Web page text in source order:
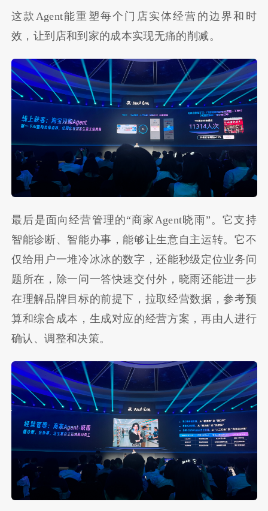
这款Agent能重塑每个门店实体经营的边界和时
效，让到店和到家的成本实现无痛的削减。
最后是面向经营管理的“商家Agent晓雨”。它支持
智能诊断、智能办事，能够让生意自主运转。它不
仅给用户一堆冷冰冰的数字，还能秒级定位业务问
题所在，除一问一答快速交付外，晓雨还能进一步
在理解品牌目标的前提下，拉取经营数据，参考预
算和综合成本，生成对应的经营方案，再由人进行
确认、调整和决策。